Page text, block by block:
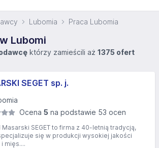
Lubomia Praca Lubomia
Lubomi
którzy zamieścili aż 1375 ofert
SEGET sp. j.
Ocena 5 na podstawie 53 ocen
Masarski SEGET to firma z 40-letnią tradycją,
się w produkcji wysokiej jakości
mięs....